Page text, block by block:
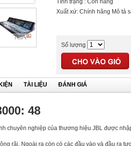
Tình trạng : Còn hàng
Xuất xứ: Chính hãng Mô tả
Số lượng
TÀI LIỆU ĐÁNH GIÁ
48
chuyên nghiệp của thương hiệu JBL được
rãi. Ngoài ra còn có các đầu vào và đầu ra